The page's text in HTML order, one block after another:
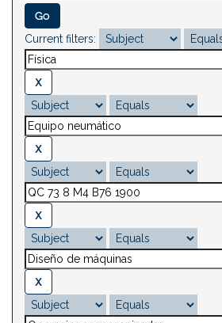
Current filters: